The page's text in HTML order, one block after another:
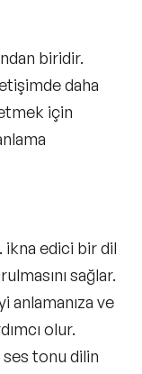
biridir.
daha
için
ikna edici bir dil
sağlar.
anlamanıza ve
olur.
tonu dilin